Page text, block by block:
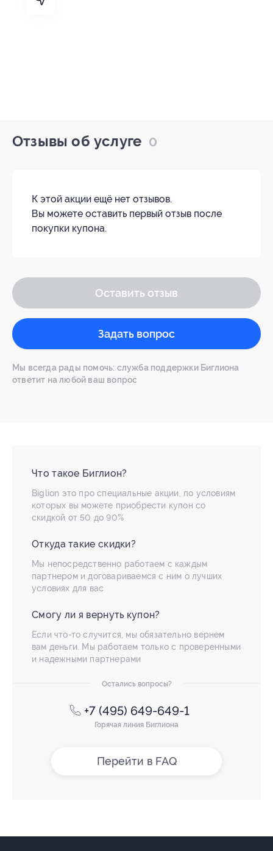
Отзывы об услуге 0
К этой акции ещё нет отзывов.
Вы можете оставить первый отзыв после
покупки купона.
Оставить отзыв
Задать вопрос
Мы всегда рады помочь: служба поддержки Биглиона
ответит на любой ваш вопрос
Что такое Биглион?
Biglion это про специальные акции, по условиям
которых вы можете приобрести купон со
скидкой от 50 до 90%
Откуда такие скидки?
Мы непосредственно работаем с каждым
партнером и договариваемся с ним о лучших
условиях для вас
Смогу ли я вернуть купон?
Если что-то случится, мы обязательно вернем
вам деньги. Мы работаем только с проверенными
и надежными партнерами
Остались вопросы?
+7 (495) 649-649-1
Горячая линия Биглиона
Перейти в FAQ